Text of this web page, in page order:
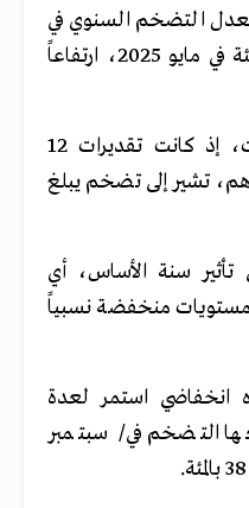
التضخم السنوي في
المدن المصرية قفز إلى 16.8 بالمئة في مايو 2025، ارتفاعاً
وهذه القفزة فاقت التوقعات، إذ كانت تقديرات 12
تشير إلى تضخم يبلغ
تأثير سنة الأساس، أي
منخفضة نسبياً
انخفاضي استمر لعدة
التضخم في/ سبتمبر